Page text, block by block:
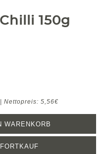
150g
Nettopreis: 5,56€
WARENKORB